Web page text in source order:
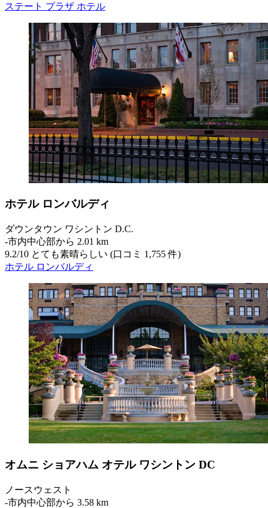
ステート プラザ ホテル
ホテル ロンバルディ
ダウンタウン ワシントン D.C.
‐市内中心部から 2.01 km
9.2/10 とても素晴らしい (口コミ 1,755 件)
ホテル ロンバルディ
オムニ ショアハム オテル ワシントン DC
ノースウェスト
‐市内中心部から 3.58 km